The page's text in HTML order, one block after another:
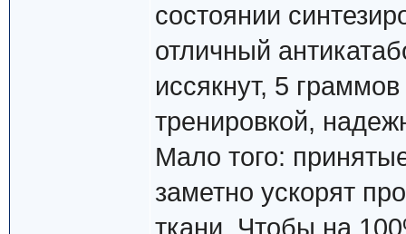
состоянии
отличный
иссякнут, 5
тренировкой,
Мало того:
заметно ускорят
ткани. Чтобы на